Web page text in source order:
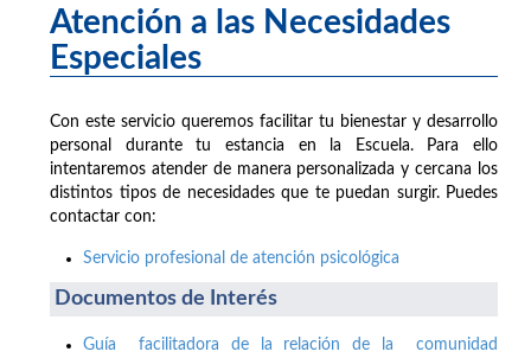
Atención a las Necesidades
Especiales
Con este servicio queremos facilitar tu bienestar y desarrollo
personal durante tu estancia en la Escuela. Para ello
intentaremos atender de manera personalizada y cercana los
distintos tipos de necesidades que te puedan surgir. Puedes
contactar con:
Servicio profesional de atención psicológica
Documentos de Interés
Guía facilitadora de la relación de la comunidad